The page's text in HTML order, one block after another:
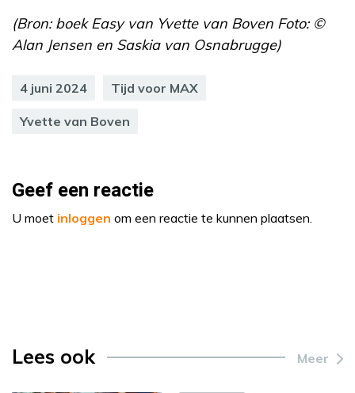
(Bron: boek Easy van Yvette van Boven Foto: ©
Alan Jensen en Saskia van Osnabrugge)
4 juni 2024 Tijd voor MAX
Yvette van Boven
Geef een reactie
U moet inloggen om een reactie te kunnen plaatsen.
Lees ook Meer